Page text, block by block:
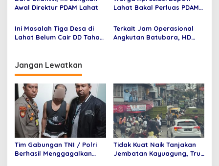
Awal Direktur PDAM Lahat
Lahat Bakal Perluas PDAM
Ini Masalah Tiga Desa di
Lahat Belum Cair DD Tahap
Terkait Jam Operasional
Angkutan Batubara, HD
Jangan Lewatkan
Tim Gabungan TNI / Polri
Berhasil Menggagalkan
Tidak Kuat Naik Tanjakan
Jembatan Kayuagung, Truk